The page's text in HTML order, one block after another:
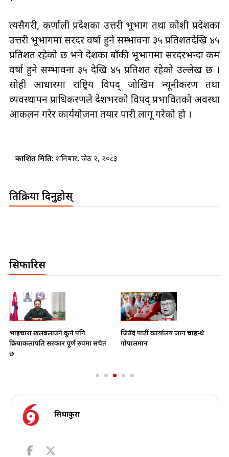
त्यसैगरी, कर्णाली प्रदेशका उत्तरी भूभाग तथा कोशी प्रदेशका
उत्तरी भूभागमा सरदर वर्षा हुने सम्भावना ३५ प्रतिशतदेखि ४५
प्रतिशत रहेको छ भने देशका बाँकी भूभागमा सरदरभन्दा कम
वर्षा हुने सम्भावना ३५ देखि ४५ प्रतिशत रहेको उल्लेख छ ।
सोही आधारमा राष्ट्रिय विपद् जोखिम न्यूनीकरण तथा
व्यवस्थापन प्राधिकरणले देशभरको विपद् प्रभावितको अवस्था
आकलन गरेर कार्ययोजना तयार पारी लागू गरेको हो ।
प्रकाशित मिति: शनिबार, जेठ २, २०८३
प्रतिक्रिया दिनुहोस्
सिफारिस
भाइचारा खलबलाउने कुनै पनि
क्रियाकलापप्रति सरकार पूर्ण रुपमा सचेत
छ
जिउँदै पार्टी कार्यालय जान चाहन्थे
गोपालमान
सिधाकुरा